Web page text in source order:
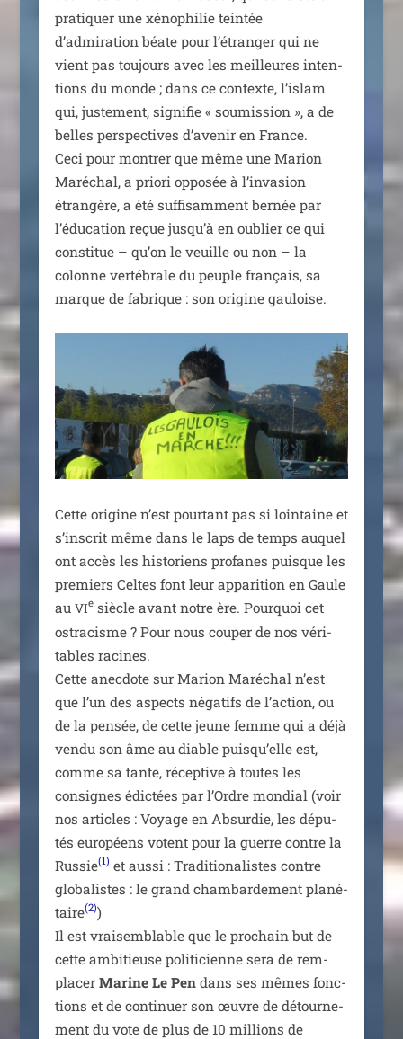
pra­ti­quer une xéno­phi­lie tein­tée
d’admiration béate pour l’étranger qui ne
vient pas tou­jours avec les meilleures inten­
tions du monde ; dans ce contexte, l’islam
qui, jus­te­ment, signi­fie « sou­mis­sion », a de
belles pers­pec­tives d’avenir en France.
Ceci pour mon­trer que même une Marion
Maréchal, a prio­ri oppo­sée à l’invasion
étran­gère, a été suf­fi­sam­ment ber­née par
l’éducation reçue jusqu’à en oublier ce qui
consti­tue – qu’on le veuille ou non – la
colonne ver­té­brale du peuple fran­çais, sa
marque de fabrique : son ori­gine gauloise.
Cette ori­gine n’est pour­tant pas si loin­taine et
s’inscrit même dans le laps de temps auquel
ont accès les his­to­riens pro­fanes puisque les
pre­miers Celtes font leur appa­ri­tion en Gaule
au VIesiècle avant notre ère. Pourquoi cet
ostra­cisme ? Pour nous cou­per de nos véri­
tables racines.
Cette anec­dote sur Marion Maréchal n’est
que l’un des aspects néga­tifs de l’action, ou
de la pen­sée, de cette jeune femme qui a déjà
ven­du son âme au diable puisqu’elle est,
comme sa tante, récep­tive à toutes les
consignes édic­tées par l’Ordre mon­dial (voir
nos articles : Voyage en Absurdie, les dépu­
tés euro­péens votent pour la guerre contre la
Russie(1) et aus­si : Traditionalistes contre
glo­ba­listes : le grand cham­bar­de­ment pla­né­
taire(2))
Il est vrai­sem­blable que le pro­chain but de
cette ambi­tieuse poli­ti­cienne sera de rem­
pla­cer Marine Le Pendans ses mêmes fonc­
tions et de conti­nuer son œuvre de détour­ne­
ment du vote de plus de 10 mil­lions de